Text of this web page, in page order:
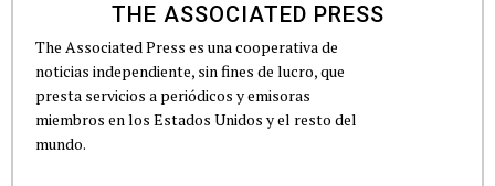
THE ASSOCIATED PRESS
The Associated Press es una cooperativa de
noticias independiente, sin fines de lucro, que
presta servicios a periódicos y emisoras
miembros en los Estados Unidos y el resto del
mundo.